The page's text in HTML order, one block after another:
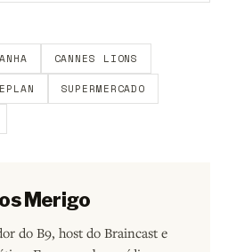
CANNES LIONS
SUPERMERCADO
Merigo
do B9, host do Braincast e